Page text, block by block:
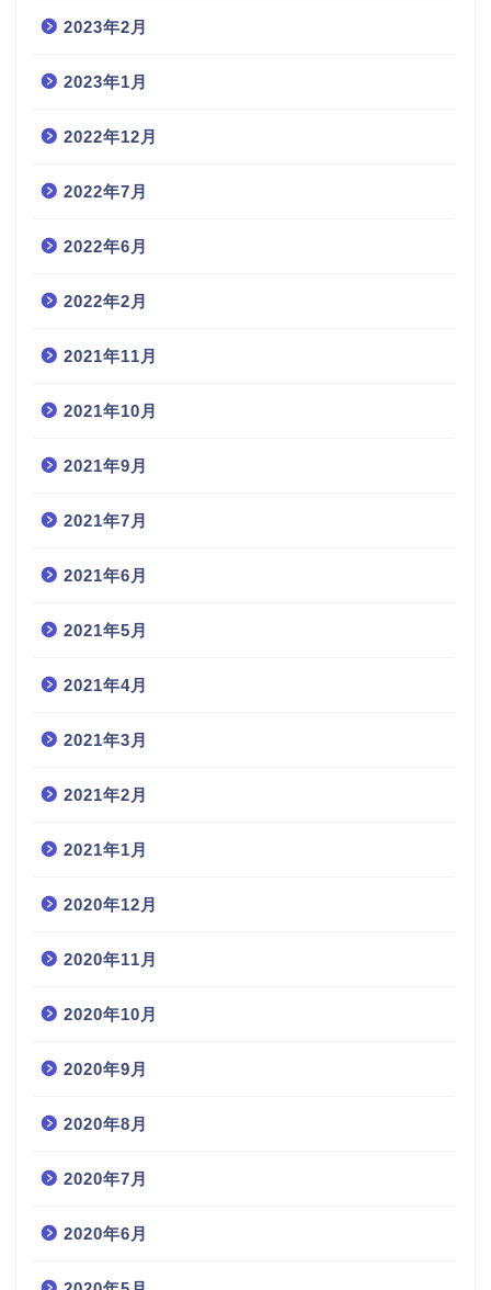
2023年2月
2023年1月
2022年12月
2022年7月
2022年6月
2022年2月
2021年11月
2021年10月
2021年9月
2021年7月
2021年6月
2021年5月
2021年4月
2021年3月
2021年2月
2021年1月
2020年12月
2020年11月
2020年10月
2020年9月
2020年8月
2020年7月
2020年6月